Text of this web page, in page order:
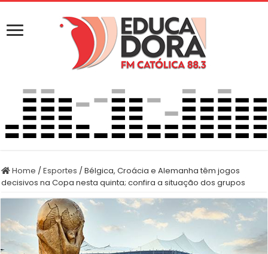
Home /Esportes /Bélgica, Croácia e Alemanha têm jogos
decisivos na Copa nesta quinta; confira a situação dos grupos